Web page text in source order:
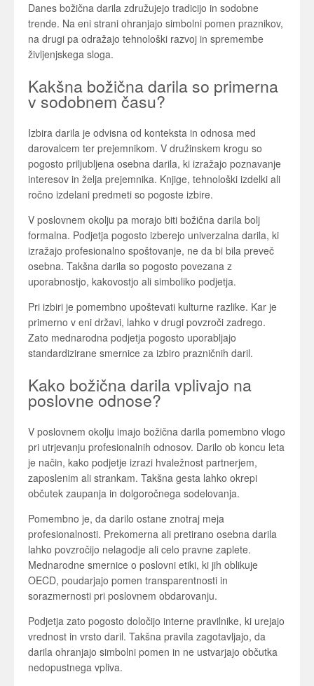
Danes božična darila združujejo tradicijo in sodobne
trende. Na eni strani ohranjajo simbolni pomen praznikov,
na drugi pa odražajo tehnološki razvoj in spremembe
življenjskega sloga.
Kakšna božična darila so primerna
v sodobnem času?
Izbira darila je odvisna od konteksta in odnosa med
darovalcem ter prejemnikom. V družinskem krogu so
pogosto priljubljena osebna darila, ki izražajo poznavanje
interesov in želja prejemnika. Knjige, tehnološki izdelki ali
ročno izdelani predmeti so pogoste izbire.
V poslovnem okolju pa morajo biti božična darila bolj
formalna. Podjetja pogosto izberejo univerzalna darila, ki
izražajo profesionalno spoštovanje, ne da bi bila preveč
osebna. Takšna darila so pogosto povezana z
uporabnostjo, kakovostjo ali simboliko podjetja.
Pri izbiri je pomembno upoštevati kulturne razlike. Kar je
primerno v eni državi, lahko v drugi povzroči zadrego.
Zato mednarodna podjetja pogosto uporabljajo
standardizirane smernice za izbiro prazničnih daril.
Kako božična darila vplivajo na
poslovne odnose?
V poslovnem okolju imajo božična darila pomembno vlogo
pri utrjevanju profesionalnih odnosov. Darilo ob koncu leta
je način, kako podjetje izrazi hvaležnost partnerjem,
zaposlenim ali strankam. Takšna gesta lahko okrepi
občutek zaupanja in dolgoročnega sodelovanja.
Pomembno je, da darilo ostane znotraj meja
profesionalnosti. Prekomerna ali pretirano osebna darila
lahko povzročijo nelagodje ali celo pravne zaplete.
Mednarodne smernice o poslovni etiki, ki jih oblikuje
OECD, poudarjajo pomen transparentnosti in
sorazmernosti pri poslovnem obdarovanju.
Podjetja zato pogosto določijo interne pravilnike, ki urejajo
vrednost in vrsto daril. Takšna pravila zagotavljajo, da
darila ohranjajo simbolni pomen in ne ustvarjajo občutka
nedopustnega vpliva.